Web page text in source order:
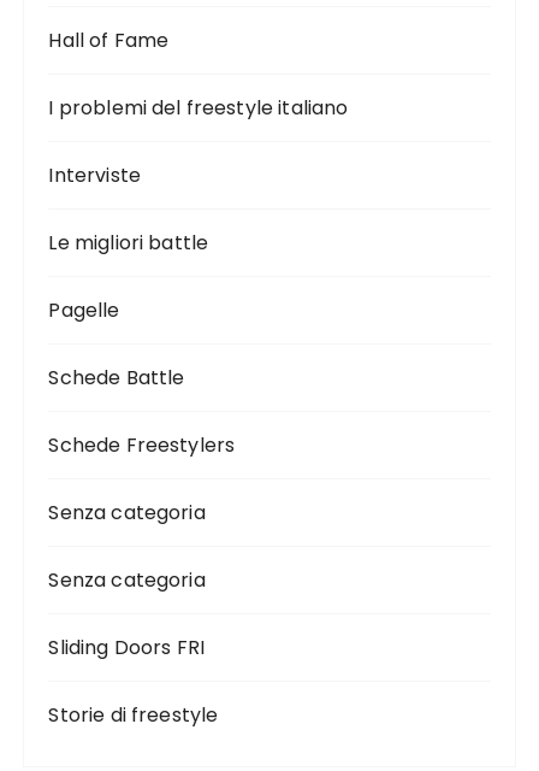
Hall of Fame
I problemi del freestyle italiano
Interviste
Le migliori battle
Pagelle
Schede Battle
Schede Freestylers
Senza categoria
Senza categoria
Sliding Doors FRI
Storie di freestyle